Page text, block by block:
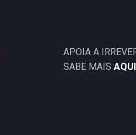
APOIA A
SABE MAIS AQUI